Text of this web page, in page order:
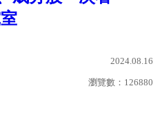
2024.08.16
瀏覽數： 126880